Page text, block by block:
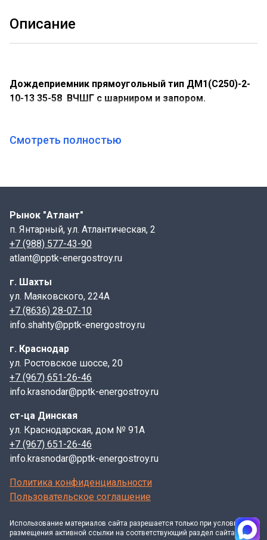
Описание
Дождеприемник прямоугольный тип ДМ1(С250)-2-
10-13 35-58 ВЧШГ с шарниром и запором.
Основные данные и характеристики:
Длина корпуса- 640 мм;
Высота люка- 90 мм;
Габариты проема- 580х350х75х40 мм
Масса люка- 35 кг;
Номинальная нагрузка при испытаниях- 25 т.с.
Материал корпуса, крышки- ВЧШГ;
Дождеприемник
соответствует требованиям ГОСТ 3634-2019 EN124
Ливневая канализация
дождевых и талых вод с дорог и
тротуаров.Дождеприемник
магистральный
автотранспорта и может быть установлен на проезжей
части с интенсивным движением.
решеткиустанавливаются на тротуарах под сливом
осадков с крыш.Дождеприемники
решеткиизготавливаются из высокопрочного чугуна
В комплект, как правило входят корпус, монтируемый
Смотреть полностью
Рынок "Атлант"
п. Янтарный, ул. Атлантическая, 2
+7 (988) 577-43-90
atlant@pptk-energostroy.ru
г. Шахты
ул. Маяковского, 224А
+7 (8636) 28-07-10
info.shahty@pptk-energostroy.ru
г. Краснодар
ул. Ростовское шоссе, 20
+7 (967) 651-26-46
info.krasnodar@pptk-energostroy.ru
ст-ца Динская
ул. Краснодарская, дом № 91А
+7 (967) 651-26-46
info.krasnodar@pptk-energostroy.ru
Политика конфиденциальности
Пользовательское соглашение
Использование материалов сайта разрешается только при условии
размещения активной ссылки на соответствующий раздел сайта и